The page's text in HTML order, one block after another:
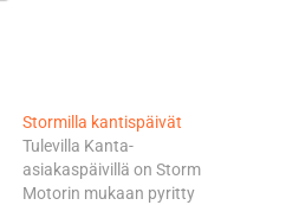
Stormilla kantispäivät
Tulevilla Kanta-
asiakaspäivillä on Storm
Motorin mukaan pyritty